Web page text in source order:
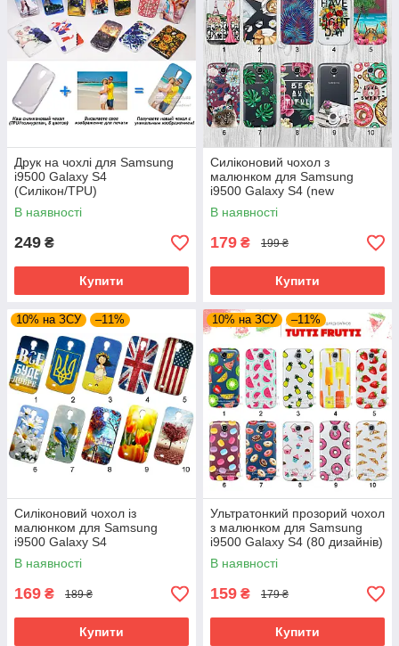
Друк на чохлі для Samsung
i9500 Galaxy S4
(Силікон/TPU)
В наявності
249 ₴
Купити
Силіконовий чохол з
малюнком для Samsung
i9500 Galaxy S4 (new
collection)
В наявності
179 ₴ 199 ₴
Купити
10% на ЗСУ –11%
Силіконовий чохол із
малюнком для Samsung
i9500 Galaxy S4
В наявності
169 ₴ 189 ₴
Купити
10% на ЗСУ –11%
Ультратонкий прозорий чохол
з малюнком для Samsung
i9500 Galaxy S4 (80 дизайнів)
В наявності
159 ₴ 179 ₴
Купити